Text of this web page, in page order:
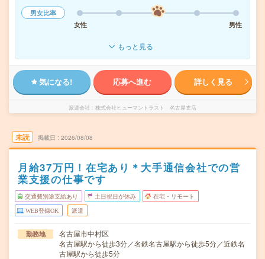
男女比率
女性
男性
もっと見る
気になる! 応募へ進む 詳しく見る
派遣会社 株式会社ヒューマントラスト 名古屋支店
未読 掲載日 2026/08/08
月給37万円！在宅あり＊大手通信会社での営
業支援の仕事です
交通費別途支給あり 土日祝日が休み 在宅・リモート
WEB登録OK 派遣
勤務地
名古屋市中村区
名古屋駅から徒歩3分／名鉄名古屋駅から徒歩5分／近鉄名
古屋駅から徒歩5分